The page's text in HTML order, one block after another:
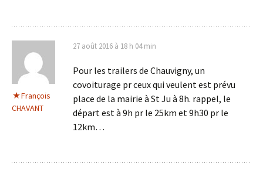
François
CHAVANT
27 août 2016 à 18 h 04 min
Pour les trailers de Chauvigny, un
covoiturage pr ceux qui veulent est prévu
place de la mairie à St Ju à 8h. rappel, le
départ est à 9h pr le 25km et 9h30 pr le
12km…